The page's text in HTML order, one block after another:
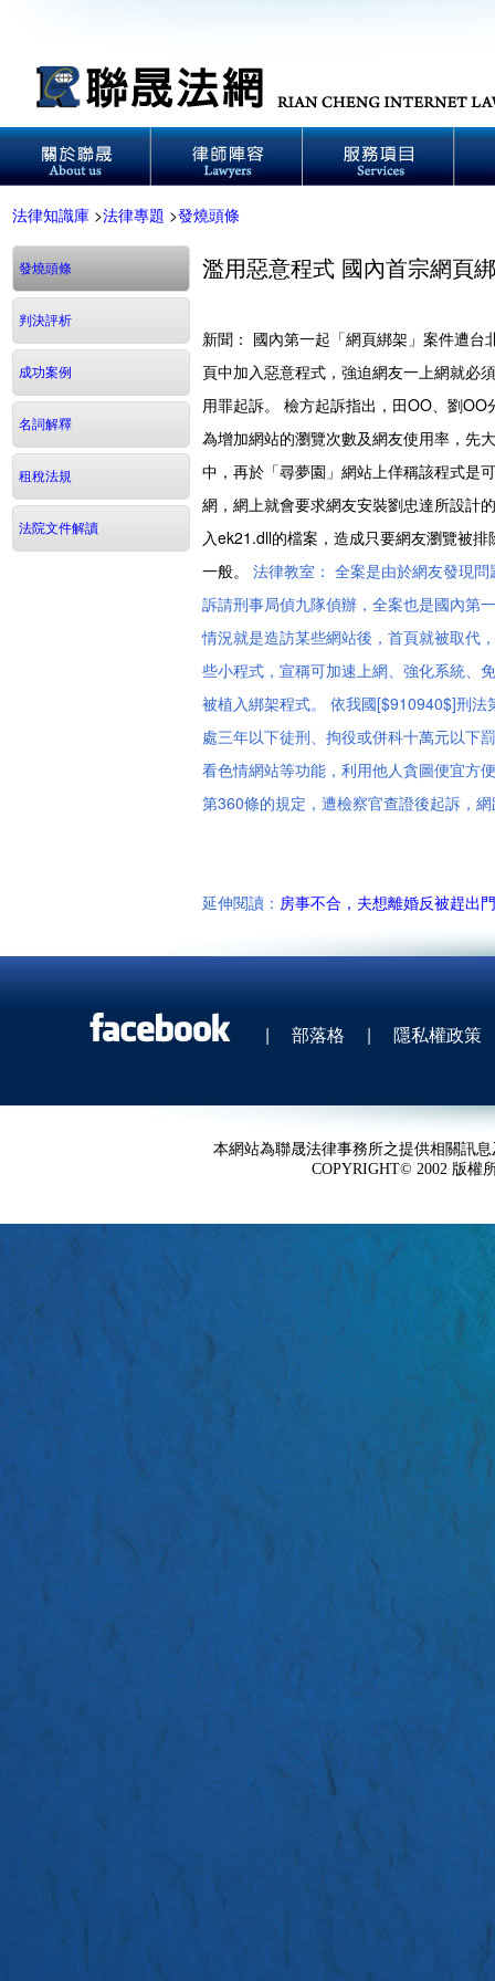
法律知識庫 >法律專題 >發燒頭條
發燒頭條
判決評析
成功案例
名詞解釋
租稅法規
法院文件解讀
濫用惡意程式 國內首宗網頁
新聞： 國內第一起「網頁綁架」案件遭
頁中加入惡意程式，強迫網友一上網就必
用罪起訴。 檢方起訴指出，田OO、劉
為增加網站的瀏覽次數及網友使用率，先
中，再於「尋夢園」網站上佯稱該程式是
網，網上就會要求網友安裝劉忠達所設計
入ek21.dll的檔案，造成只要網友瀏覽被
一般。 法律教室： 全案是由於網友發現
訴請刑事局偵九隊偵辦，全案也是國內第
情況就是造訪某些網站後，首頁就被取代
些小程式，宣稱可加速上網、強化系統、
被植入綁架程式。 依我國[$910940$]刑
處三年以下徒刑、拘役或併科十萬元以下
看色情網站等功能，利用他人貪圖便宜方
第360條的規定，遭檢察官查證後起訴，
延伸閱讀： 房事不合，夫想離婚反被趕出
| 部落格 | 隱私權政策
本網站為聯晟法律事務所之提供相關訊
COPYRIGHT© 2002 版權